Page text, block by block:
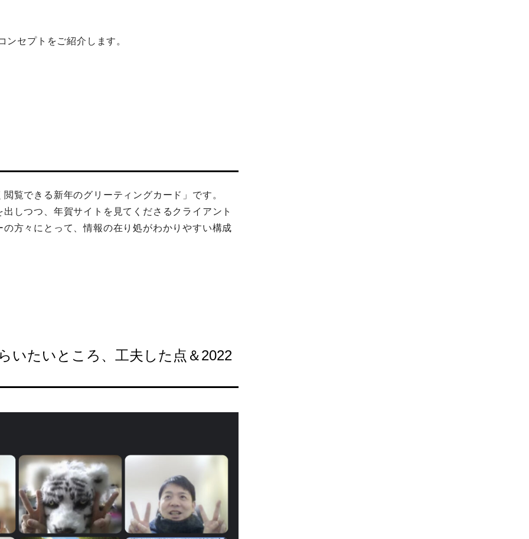
セプトをご紹介します。
覧できる新年のグリーティングカード 」です。
しつつ、年賀サイトを見てくださるクライアント
方々にとって、情報の在り処がわかりやすい構成
いたいところ、工夫した点＆2022